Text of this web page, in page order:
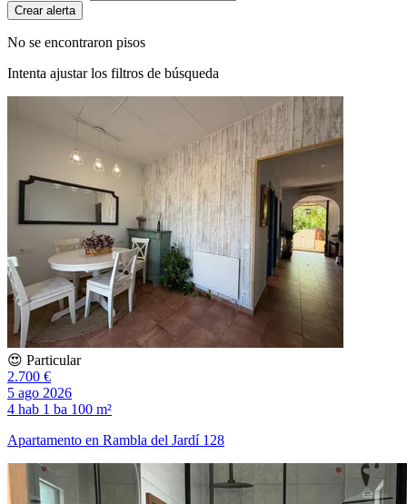
Crear alerta
No se encontraron pisos
Intenta ajustar los filtros de búsqueda
😍 Particular
2.700 €
5 ago 2026
4 hab 1 ba 100 m²
Apartamento en Rambla del Jardí 128